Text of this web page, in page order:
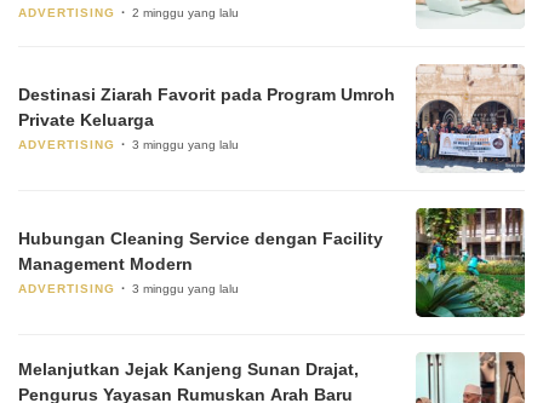
ADVERTISING 2 minggu yang lalu
Destinasi Ziarah Favorit pada Program Umroh
Private Keluarga
ADVERTISING 3 minggu yang lalu
Hubungan Cleaning Service dengan Facility
Management Modern
ADVERTISING 3 minggu yang lalu
Melanjutkan Jejak Kanjeng Sunan Drajat,
Pengurus Yayasan Rumuskan Arah Baru